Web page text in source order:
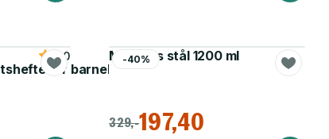
for barnehagen
5.0 -40%
Matboks stål 1200 ml
329,-197,40